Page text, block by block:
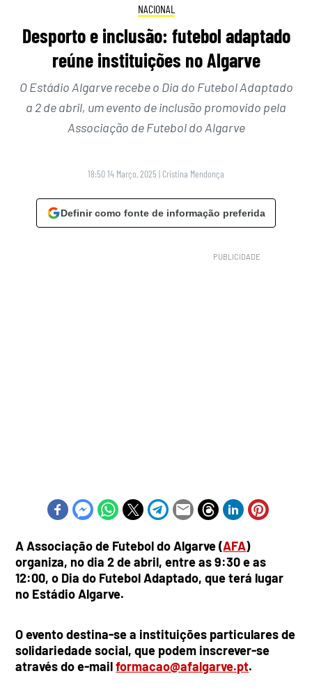
NACIONAL
Desporto e inclusão: futebol adaptado
reúne instituições no Algarve
O Estádio Algarve recebe o Dia do Futebol Adaptado
a 2 de abril, um evento de inclusão promovido pela
Associação de Futebol do Algarve
18:50 14 Março, 2025 | Cristina Mendonça
Definir como fonte de informação preferida
A Associação de Futebol do Algarve (AFA)
organiza, no dia 2 de abril, entre as 9:30 e as
12:00, o Dia do Futebol Adaptado, que terá lugar
no Estádio Algarve.
O evento destina-se a instituições particulares de
solidariedade social, que podem inscrever-se
através do e-mailformacao@afalgarve.pt.